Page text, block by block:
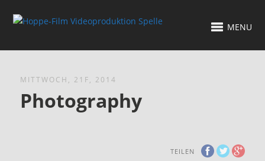
MENU
MITTWOCH, 21F, 2014
Photography
TEILEN